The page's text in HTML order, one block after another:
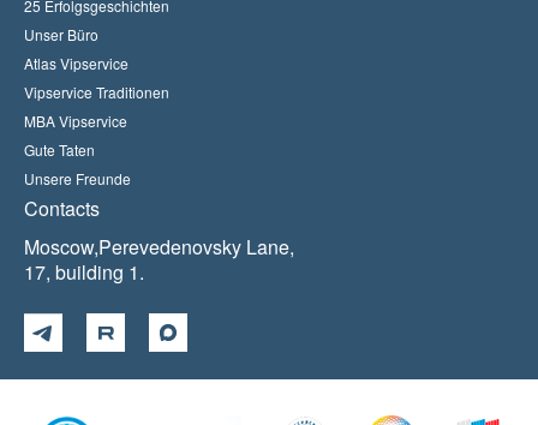
25 Erfolgsgeschichten
Unser Büro
Atlas Vipservice
Vipservice Traditionen
MBA Vipservice
Gute Taten
Unsere Freunde
Contacts
Moscow,Perevedenovsky Lane,
17, building 1.